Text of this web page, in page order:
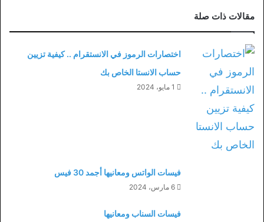
مقالات ذات صلة
اختصارات الرموز في الانستقرام .. كيفية تزيين
حساب الانستا الخاص بك
1 مايو، 2024
فيسات الواتس ومعانيها أجمد 30 فيس
6 مارس، 2024
فيسات السناب ومعانيها